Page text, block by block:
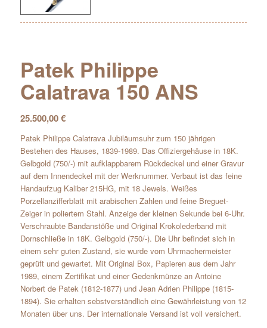
Patek Philippe
Calatrava 150 ANS
25.500,00€
Patek Philippe Calatrava Jubiläumsuhr zum 150 jährigen
Bestehen des Hauses, 1839-1989. Das Offiziergehäuse in 18K.
Gelbgold (750/-) mit aufklappbarem Rückdeckel und einer Gravur
auf dem Innendeckel mit der Werknummer. Verbaut ist das feine
Handaufzug Kaliber 215HG, mit 18 Jewels. Weißes
Porzellanzifferblatt mit arabischen Zahlen und feine Breguet-
Zeiger in poliertem Stahl. Anzeige der kleinen Sekunde bei 6-Uhr.
Verschraubte Bandanstöße und Original Krokolederband mit
Dornschließe in 18K. Gelbgold (750/-). Die Uhr befindet sich in
einem sehr guten Zustand, sie wurde vom Uhrmachermeister
geprüft und gewartet. Mit Original Box, Papieren aus dem Jahr
1989, einem Zertifikat und einer Gedenkmünze an Antoine
Norbert de Patek (1812-1877) und Jean Adrien Philippe (1815-
1894). Sie erhalten sebstverständlich eine Gewährleistung von 12
Monaten über uns. Der internationale Versand ist voll versichert.